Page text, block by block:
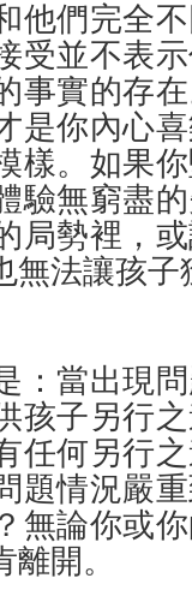
他們完全
受並不表
事實的存
是你內心
樣。如果
驗無窮盡
局勢裡，
無法讓孩
：當出現
孩子另行
任何另行
題情況嚴
無論你或
開。